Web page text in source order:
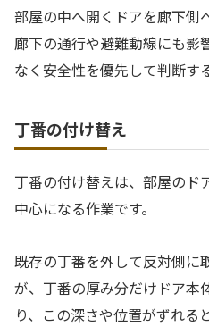
部屋の中へ開くドアを廊下側
廊下の通行や避難動線にも影
なく安全性を優先して判断す
丁番の付け替え
丁番の付け替えは、部屋のド
中心になる作業です。
既存の丁番を外して反対側に
が、丁番の厚み分だけドア本
り、この深さや位置がずれる